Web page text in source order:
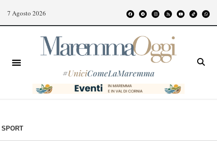
7 Agosto 2026
#UniciComeLaMaremma
SPORT